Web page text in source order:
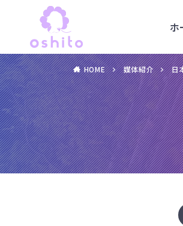
ホ
HOME 媒体紹介 日